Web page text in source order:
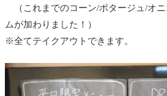
（これまでのコーン/ポタージュ/オ
ムが加わりました！）
※全てテイクアウトできます。